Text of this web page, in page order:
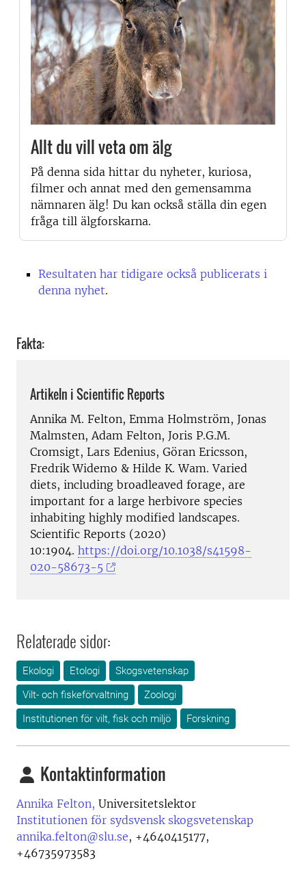
Allt du vill veta om älg
På denna sida hittar du nyheter, kuriosa,
filmer och annat med den gemensamma
nämnaren älg! Du kan också ställa din egen
fråga till älgforskarna.
Resultaten har tidigare också publicerats i
denna nyhet.
Fakta:
Artikeln i Scientific Reports
Annika M. Felton, Emma Holmström, Jonas
Malmsten, Adam Felton, Joris P.G.M.
Cromsigt, Lars Edenius, Göran Ericsson,
Fredrik Widemo & Hilde K. Wam. Varied
diets, including broadleaved forage, are
important for a large herbivore species
inhabiting highly modified landscapes.
Scientific Reports (2020)
10:1904. https://doi.org/10.1038/s41598-
020-58673-5
Relaterade sidor:
Ekologi Etologi
Skogsvetenskap
Vilt- och fiskeförvaltning
Zoologi
Institutionen för vilt, fisk och miljö
Forskning
Kontaktinformation
Annika Felton, Universitetslektor
Institutionen för sydsvensk skogsvetenskap
annika.felton@slu.se, +4640415177,
+46735973583